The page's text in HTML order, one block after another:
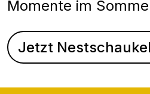
Momente im
Jetzt